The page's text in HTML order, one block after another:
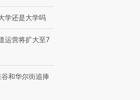
式·第三对
住三大增长引擎是什么？
学还是大学吗
运营将扩大至7
和华尔街追捧